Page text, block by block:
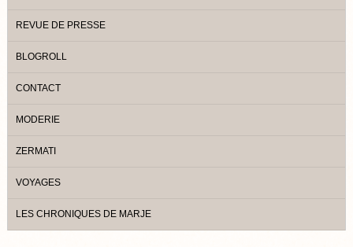
REVUE DE PRESSE
BLOGROLL
CONTACT
MODERIE
ZERMATI
VOYAGES
LES CHRONIQUES DE MARJE